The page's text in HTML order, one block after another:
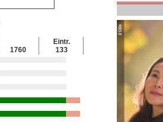
1760
Eintr.
133